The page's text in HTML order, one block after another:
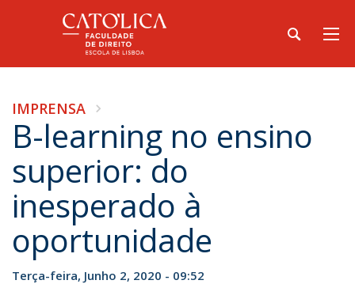
IMPRENSA
B-learning no ensino
superior: do
inesperado à
oportunidade
Terça-feira, Junho 2, 2020 - 09:52